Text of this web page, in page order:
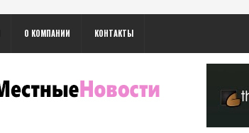
О КОМПАНИИ КОНТАКТЫ